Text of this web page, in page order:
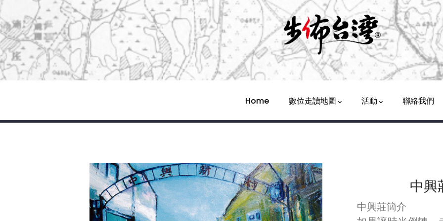
Navigation
Home 數位走讀地圖 活動 聯絡我們
中興
中興莊簡介